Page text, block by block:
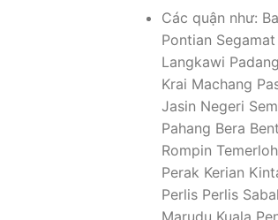
Các quận như:
Pontian
Langkawi
Krai Machang
Jasin Negeri
Pahang Bera
Rompin
Perak Kerian
Perlis Perlis